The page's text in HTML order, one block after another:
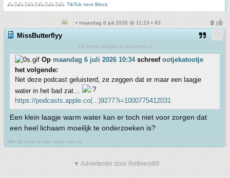
🕰️₿🕰️₿🕰️₿🕰️₿🕰️₿🕰️ TikTok next Block
• maandag 6 juli 2026 @ 11:23 • 93
MissButterflyy
De beste dingen in het leven z
Op maandag 6 juli 2026 10:34schreef ootjekatootje
het volgende:
Net deze podcast geluisterd, ze zeggen dat er maar een laagje
water in het bad zat…
https://podcasts.apple.co(...)9277?i=1000775412031
Een klein laagje warm water kan er toch niet voor zorgen dat
een heel lichaam moeilijk te onderzoeken is?
Wie dit leest is een lezer van dit
▼ Advertentie door Refinery89